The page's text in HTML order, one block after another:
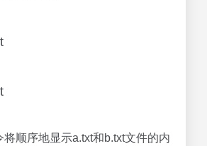
顺序地显示a.txt和b.txt文件的内